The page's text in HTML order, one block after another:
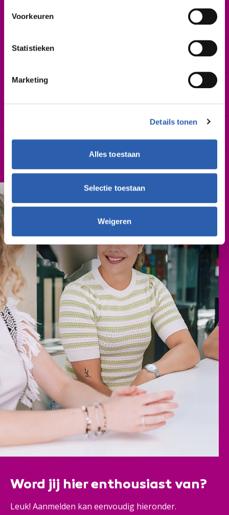
Voorkeuren
Statistieken
Marketing
Details tonen
Alles toestaan
Selectie toestaan
Weigeren
Duur
Startdatum
Leslocatie(s)
Parkweg 1-2, Hardenberg
2027-2028
€ 314,- (per schooljaar)
Word jij hier enthousiast van?
Leuk! Aanmelden kan eenvoudig hieronder.